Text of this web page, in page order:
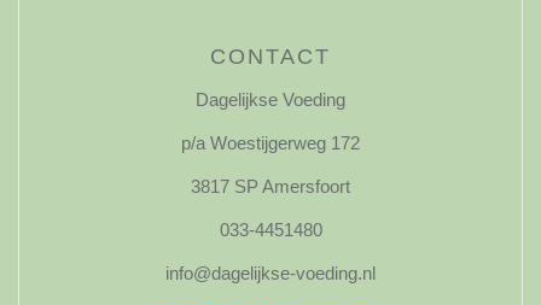
CONTACT
Dagelijkse Voeding
p/a Woestijgerweg 172
3817 SP Amersfoort
033-4451480
info@dagelijkse-voeding.nl